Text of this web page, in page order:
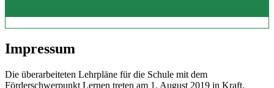
Impressum
Die überarbeiteten Lehrpläne für die Schule mit dem
Förderschwerpunkt Lernen treten am 1. August 2019 in Kraft.